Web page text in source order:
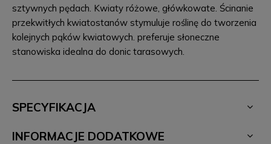
sztywnych pędach. Kwiaty różowe, główkowate. Ścinanie
przekwitłych kwiatostanów stymuluje roślinę do tworzenia
kolejnych pąków kwiatowych. preferuje słoneczne
stanowiska idealna do donic tarasowych.
SPECYFIKACJA
INFORMACJE DODATKOWE